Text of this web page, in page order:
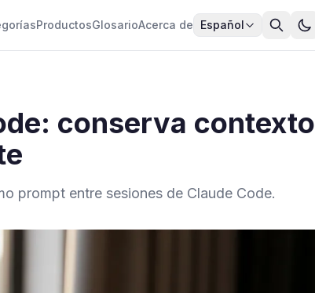
ProductosGlosarioAcerca de Español
conserva contexto
prompt entre sesiones de Claude Code.